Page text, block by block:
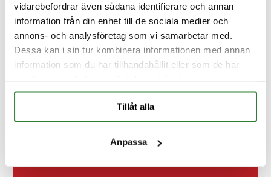
vidarebefordrar även sådana identifierare och annan
information från din enhet till de sociala medier och
annons- och analysföretag som vi samarbetar med.
Dessa kan i sin tur kombinera informationen med annan
information som du har tillhandahållit eller som de har
Tillåt alla
Anpassa